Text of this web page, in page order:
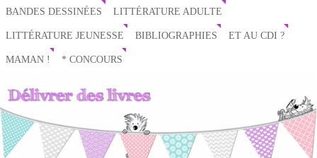
BANDES DESSINÉES LITTÉRATURE ADULTE
LITTÉRATURE JEUNESSE BIBLIOGRAPHIES ET AU CDI ?
MAMAN ! * CONCOURS